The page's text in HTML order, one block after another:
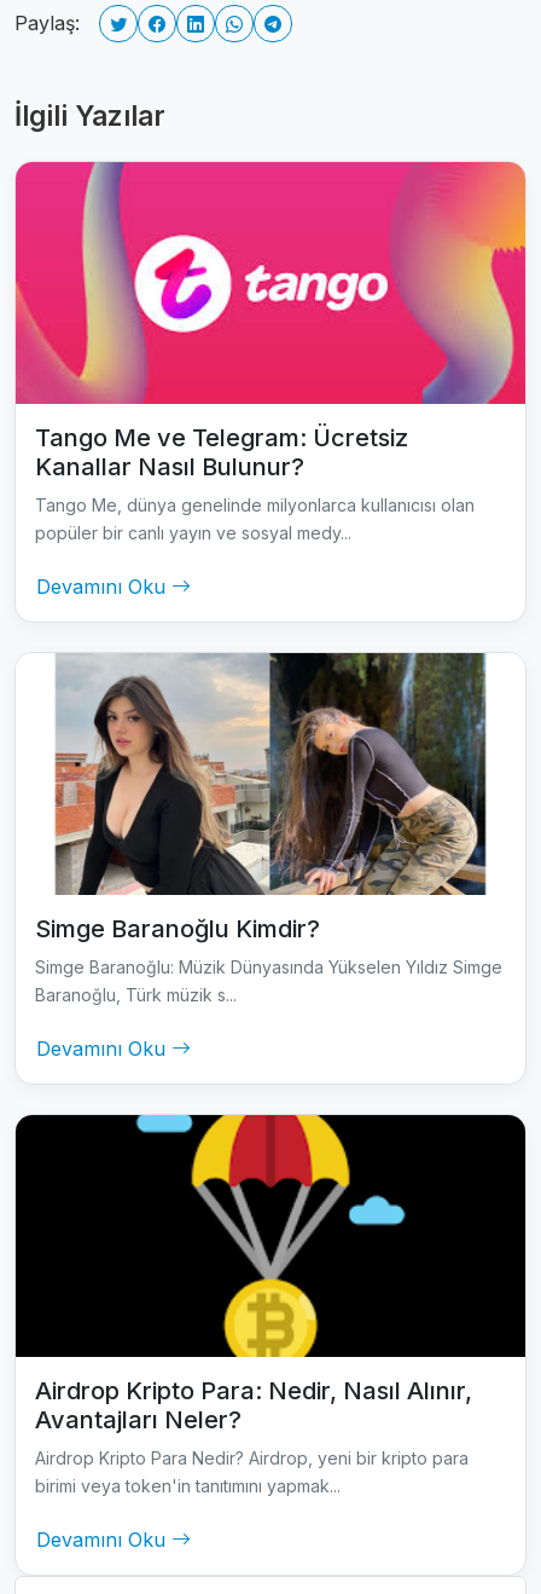
Paylaş:
İlgili Yazılar
Tango Me ve Telegram: Ücretsiz
Kanallar Nasıl Bulunur?
Tango Me, dünya genelinde milyonlarca kullanıcısı olan
popüler bir canlı yayın ve sosyal medy...
Devamını Oku
Simge Baranoğlu Kimdir?
Simge Baranoğlu: Müzik Dünyasında Yükselen Yıldız Simge
Baranoğlu, Türk müzik s...
Devamını Oku
Airdrop Kripto Para: Nedir, Nasıl Alınır,
Avantajları Neler?
Airdrop Kripto Para Nedir? Airdrop, yeni bir kripto para
birimi veya token'in tanıtımını yapmak...
Devamını Oku